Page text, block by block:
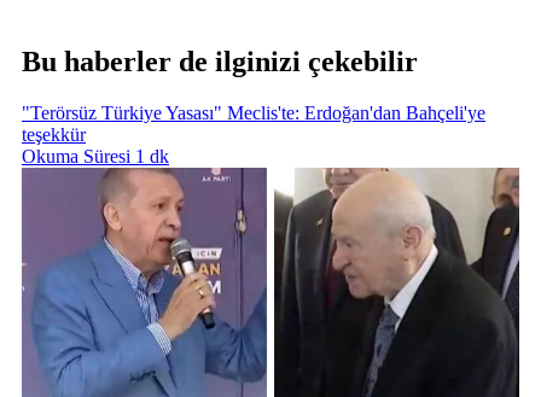
Bu haberler de ilginizi çekebilir
"Terörsüz Türkiye Yasası" Meclis'te: Erdoğan'dan Bahçeli'ye
teşekkür
Okuma Süresi 1 dk